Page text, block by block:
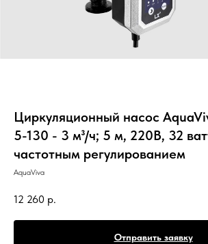
Циркуляционный насос
5-130 - 3 м³/ч; 5 м, 220В, 32
частотным регулированием
AquaViva
12 260 р.
Отправить заявку